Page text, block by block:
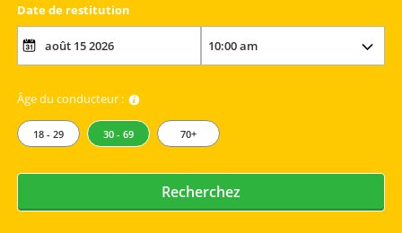
Date de restitution
Âge du conducteur :
18 - 29 30 - 69 70+
Recherchez